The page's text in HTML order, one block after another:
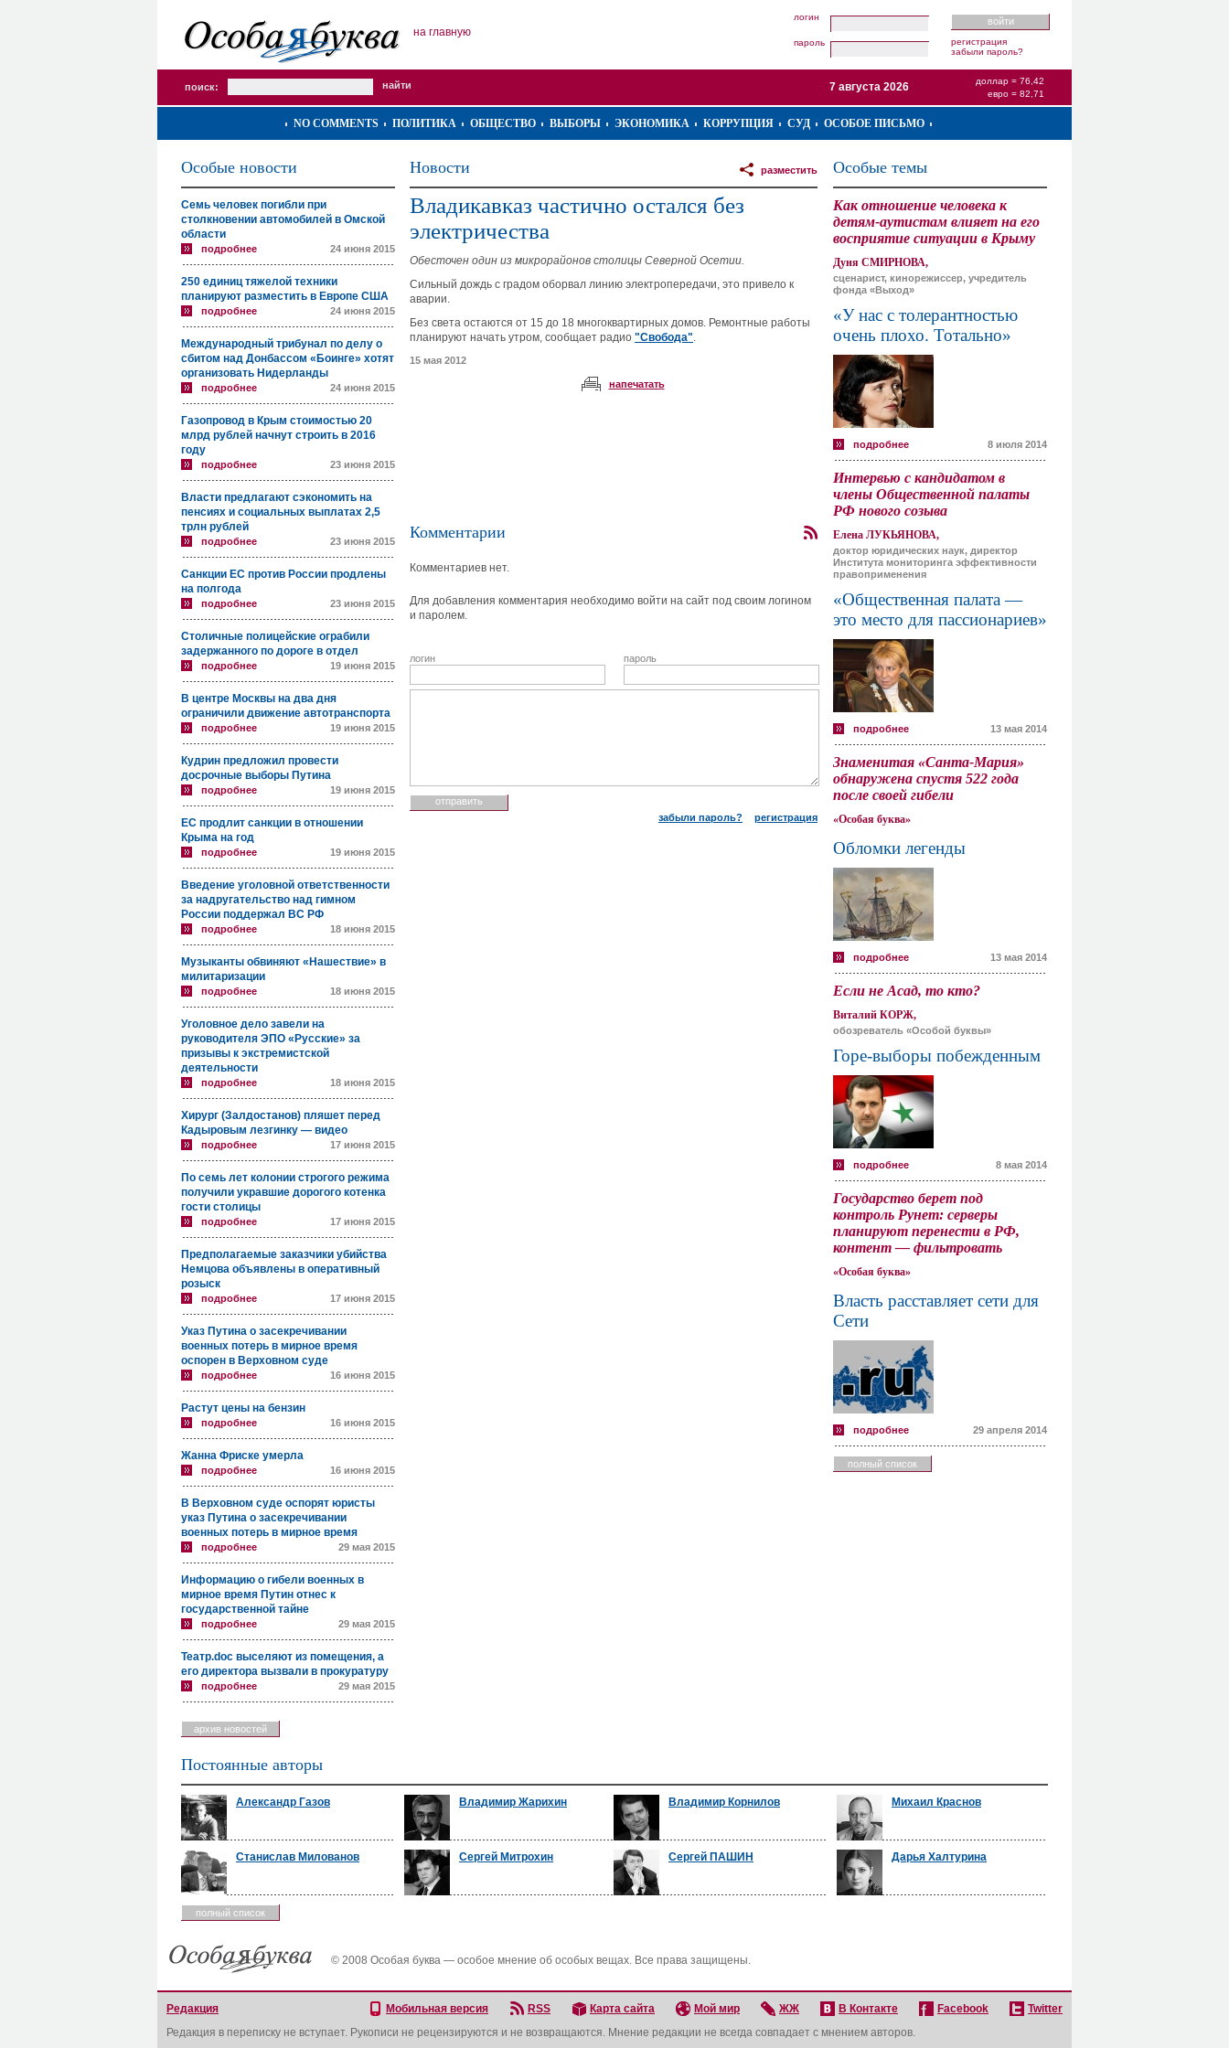
на главную
логин
пароль
регистрация
забыли пароль?
поиск:
доллар = 76,42
евро = 82,71
7 августа 2026
NO COMMENTS ПОЛИТИКА ОБЩЕСТВО ВЫБОРЫ ЭКОНОМИКА КОРРУПЦИЯ СУД ОСОБОЕ ПИСЬМО
Особые новости
Семь человек погибли при
столкновении автомобилей в Омской
области
подробнее 24 июня 2015
250 единиц тяжелой техники
планируют разместить в Европе США
подробнее 24 июня 2015
Международный трибунал по делу о
сбитом над Донбассом «Боинге» хотят
организовать Нидерланды
подробнее 24 июня 2015
Газопровод в Крым стоимостью 20
млрд рублей начнут строить в 2016
году
подробнее 23 июня 2015
Власти предлагают сэкономить на
пенсиях и социальных выплатах 2,5
трлн рублей
подробнее 23 июня 2015
Санкции ЕС против России продлены
на полгода
подробнее 23 июня 2015
Столичные полицейские ограбили
задержанного по дороге в отдел
подробнее 19 июня 2015
В центре Москвы на два дня
ограничили движение автотранспорта
подробнее 19 июня 2015
Кудрин предложил провести
досрочные выборы Путина
подробнее 19 июня 2015
ЕС продлит санкции в отношении
Крыма на год
подробнее 19 июня 2015
Введение уголовной ответственности
за надругательство над гимном
России поддержал ВС РФ
подробнее 18 июня 2015
Музыканты обвиняют «Нашествие» в
милитаризации
подробнее 18 июня 2015
Уголовное дело завели на
руководителя ЭПО «Русские» за
призывы к экстремистской
деятельности
подробнее 18 июня 2015
Хирург (Залдостанов) пляшет перед
Кадыровым лезгинку — видео
подробнее 17 июня 2015
По семь лет колонии строгого режима
получили укравшие дорогого котенка
гости столицы
подробнее 17 июня 2015
Предполагаемые заказчики убийства
Немцова объявлены в оперативный
розыск
подробнее 17 июня 2015
Указ Путина о засекречивании
военных потерь в мирное время
оспорен в Верховном суде
подробнее 16 июня 2015
Растут цены на бензин
подробнее 16 июня 2015
Жанна Фриске умерла
подробнее 16 июня 2015
В Верховном суде оспорят юристы
указ Путина о засекречивании
военных потерь в мирное время
подробнее 29 мая 2015
Информацию о гибели военных в
мирное время Путин отнес к
государственной тайне
подробнее 29 мая 2015
Театр.doc выселяют из помещения, а
его директора вызвали в прокуратуру
подробнее 29 мая 2015
архив новостей
Новости разместить
Владикавказ частично остался без
электричества
Обесточен один из микрорайонов столицы Северной Осетии.
Сильный дождь с градом оборвал линию электропередачи, это привело к
аварии.
Без света остаются от 15 до 18 многоквартирных домов. Ремонтные работы
планируют начать утром, сообщает радио "Свобода".
15 мая 2012
напечатать
Комментарии
Комментариев нет.
Для добавления комментария необходимо войти на сайт под своим логином
и паролем.
логин пароль
забыли пароль? регистрация
Особые темы
Как отношение человека к
детям-аутистам влияет на его
восприятие ситуации в Крыму
Дуня СМИРНОВА,
сценарист, кинорежиссер, учредитель
фонда «Выход»
«У нас с толерантностью
очень плохо. Тотально»
подробнее 8 июля 2014
Интервью с кандидатом в
члены Общественной палаты
РФ нового созыва
Елена ЛУКЬЯНОВА,
доктор юридических наук, директор
Института мониторинга эффективности
правоприменения
«Общественная палата —
это место для пассионариев»
подробнее 13 мая 2014
Знаменитая «Санта-Мария»
обнаружена спустя 522 года
после своей гибели
«Особая буква»
Обломки легенды
подробнее 13 мая 2014
Если не Асад, то кто?
Виталий КОРЖ,
обозреватель «Особой буквы»
Горе-выборы побежденным
подробнее 8 мая 2014
Государство берет под
контроль Рунет: серверы
планируют перенести в РФ,
контент — фильтровать
«Особая буква»
Власть расставляет сети для
Сети
подробнее 29 апреля 2014
полный список
Постоянные авторы
Александр Газов Владимир Жарихин Владимир Корнилов Михаил Краснов
Станислав Милованов Сергей Митрохин Сергей ПАШИН Дарья Халтурина
полный список
© 2008 Особая буква — особое мнение об особых вещах. Все права защищены.
Редакция Мобильная версия RSS Карта сайта Мой мир ЖЖ В Контакте Facebook
Twitter
Редакция в переписку не вступает. Рукописи не рецензируются и не возвращаются. Мнение редакции не всегда совпадает с мнением авторов.